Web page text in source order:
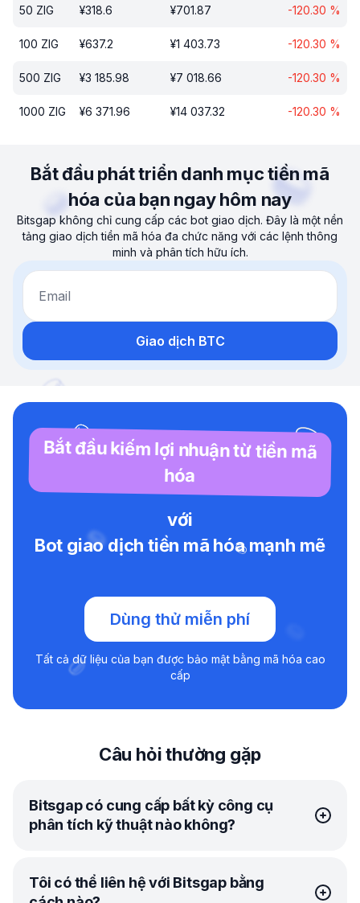
50 ZIG ¥318.6 ¥701.87 -120.30 %
100 ZIG ¥637.2 ¥1 403.73 -120.30 %
500 ZIG ¥3 185.98 ¥7 018.66 -120.30 %
1000 ZIG ¥6 371.96 ¥14 037.32 -120.30 %
Bắt đầu phát triển danh mục tiền mã
hóa của bạn ngay hôm nay
Bitsgap không chỉ cung cấp các bot giao dịch. Đây là một nền
tảng giao dịch tiền mã hóa đa chức năng với các lệnh thông
minh và phân tích hữu ích.
Email
Giao dịch BTC
Bắt đầu kiếm lợi nhuận từ tiền mã
hóa
với
Bot giao dịch tiền mã hóa mạnh mẽ
Dùng thử miễn phí
Tất cả dữ liệu của bạn được bảo mật bằng mã hóa cao
cấp
Câu hỏi thường gặp
Bitsgap có cung cấp bất kỳ công cụ
phân tích kỹ thuật nào không?
Có! Trên thực tế, Bitsgap đã tạo xây dựng mối quan hệ
đối tác vững chắc với TradingView, vì vậy bạn có thể có
Tôi có thể liên hệ với Bitsgap bằng